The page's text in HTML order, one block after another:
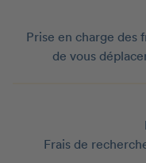
Prise en charge des
de vous
Frais de